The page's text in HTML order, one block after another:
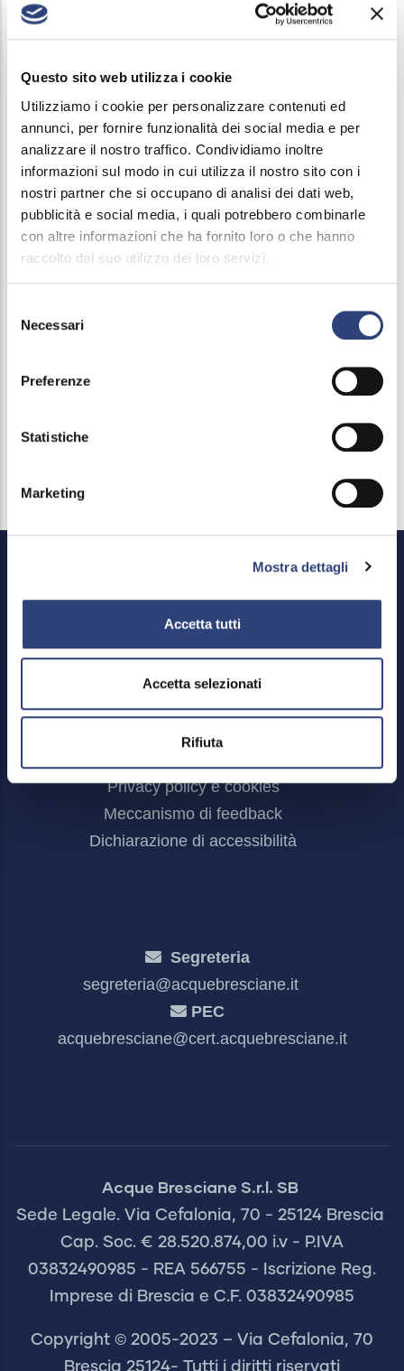
Questo sito web utilizza i cookie
Utilizziamo i cookie per personalizzare contenuti ed
annunci, per fornire funzionalità dei social media e per
analizzare il nostro traffico. Condividiamo inoltre
informazioni sul modo in cui utilizza il nostro sito con i
nostri partner che si occupano di analisi dei dati web,
pubblicità e social media, i quali potrebbero combinarle
con altre informazioni che ha fornito loro o che hanno
raccolto dal suo utilizzo dei loro servizi.
delNecessari
Preferenze
Statistiche
Marketing
Mostra dettagli
Accetta tutti
Accetta selezionati
Rifiuta
comunicazione@acquebresciane.itper essere
inserito nella nostra mailing list.
Main
navigation
Notizie
Riflessi, magazine e podcast
Comunicati stampa
Riconoscimenti
Footer
Menu
Area riservata
Credits
Privacy policy e cookies
Meccanismo di feedback
Dichiarazione di accessibilità
Segreteria
segreteria@acquebresciane.it
PEC
acquebresciane@cert.acquebresciane.it
Acque Bresciane S.r.l. SB
Sede Legale. Via Cefalonia, 70 - 25124 Brescia
Cap. Soc. € 28.520.874,00 i.v - P.IVA
03832490985 - REA 566755 - Iscrizione Reg.
Imprese di Brescia e C.F. 03832490985
Copyright © 2005-2023 – Via Cefalonia, 70
Brescia 25124- Tutti i diritti riservati